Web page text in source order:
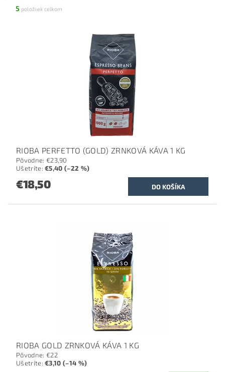
5 položiek celkom
RIOBA PERFETTO (GOLD) ZRNKOVÁ KÁVA 1 KG
Pôvodne: €23,90
Ušetríte:€5,40 (–22 %)
€18,50
RIOBA GOLD ZRNKOVÁ KÁVA 1 KG
Pôvodne: €22
Ušetríte:€3,10 (–14 %)